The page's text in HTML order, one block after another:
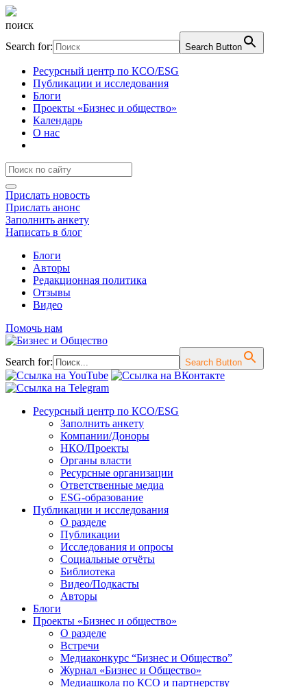
поиск
Search for:
Search Button
Ресурсный центр по КСО/ESG
Публикации и исследования
Блоги
Проекты «Бизнес и общество»
Календарь
О нас
Прислать новость
Прислать анонс
Заполнить анкету
Написать в блог
Блоги
Авторы
Редакционная политика
Отзывы
Видео
Помочь нам
Search for: Search Button
Перейти
содержимому
Ресурсный центр по КСО/ESG
Заполнить анкету
Компании/Доноры
НКО/Проекты
Органы власти
Ресурсные организации
Ответственные медиа
ESG-образование
Публикации и исследования
О разделе
Публикации
Исследования и опросы
Социальные отчёты
Библиотека
Видео/Подкасты
Авторы
Блоги
Проекты «Бизнес и общество»
О разделе
Встречи
Медиаконкурс “Бизнес и Общество”
Журнал «Бизнес и Общество»
Медиашкола по КСО и партнерству